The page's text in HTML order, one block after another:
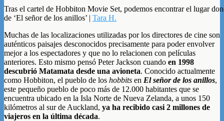
Tras el cartel de Hobbiton Movie Set, podemos encontrar el lugar
de ‘El señor de los anillos’ | Tara H.
Muchas de las localizaciones utilizadas por los directores de cine son
auténticos paisajes desconocidos precisamente para poder envolver
mejor a los espectadores y que no lo relacionen con películas
anteriores. Esto mismo pensó Peter Jackson cuando en 1998
descubrió Matamata desde una avioneta. Conocido actualmente
como Hobbiton, el pueblo de los hobbits en El señor de los anillos,
este pequeño pueblo de poco más de 12.000 habitantes que se
encuentra ubicado en la Isla Norte de Nueva Zelanda, a unos 150
kilómetros al sur de Auckland, ya ha recibido casi 2 millones de
viajeros en la última década.